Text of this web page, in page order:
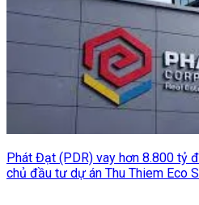
Phát Đạt (PDR) vay hơn 8.800 tỷ
chủ đầu tư dự án Thu Thiem Eco